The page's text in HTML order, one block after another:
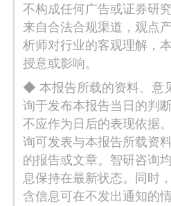
不构成任何广告或证券研
来自合法合规渠道，观点
析师对行业的客观理解，
授意或影响。
◆ 本报告所载的资料、意
询于发布本报告当日的判
不应作为日后的表现依据
询可发表与本报告所载资
的报告或文章。智研咨询
息保持在最新状态。同时
含信息可在不发出通知的